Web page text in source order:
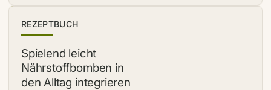
REZEPTBUCH
Spielend leicht
Nährstoffbomben in
den Alltag integrieren